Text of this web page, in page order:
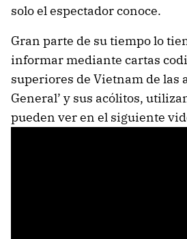
solo el espectador conoce.
Gran parte de su tiempo lo
informar mediante cartas
superiores de Vietnam de las
General’ y sus acólitos,
pueden ver en el siguiente